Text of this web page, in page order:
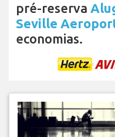
pré-reserva
Seville
economias.